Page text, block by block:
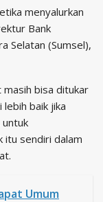
menyalurkan
Bank
Selatan (Sumsel),
bisa ditukar
baik jika
itu sendiri dalam
Umum